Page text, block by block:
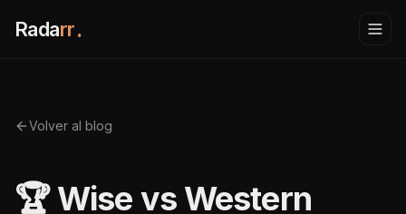
Radarr.
Volver al blog
🏆 Wise vs Western